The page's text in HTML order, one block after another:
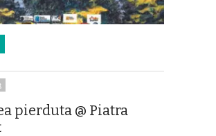
pierduta @ Piatra